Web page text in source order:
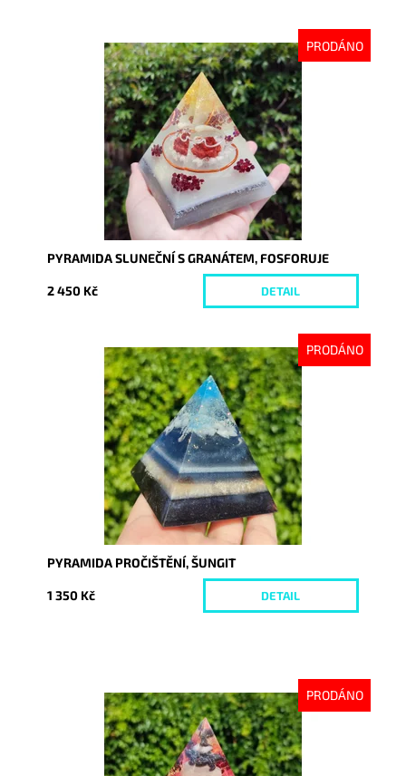
PRODÁNO
Dostupnost:
Vyprodáno
8663
PYRAMIDA SLUNEČNÍ S GRANÁTEM, FOSFORUJE
2 450 Kč DETAIL
PRODÁNO
Dostupnost:
Vyprodáno
9187
PYRAMIDA PROČIŠTĚNÍ, ŠUNGIT
1 350 Kč DETAIL
PRODÁNO
Dostupnost:
Vyprodáno
9189